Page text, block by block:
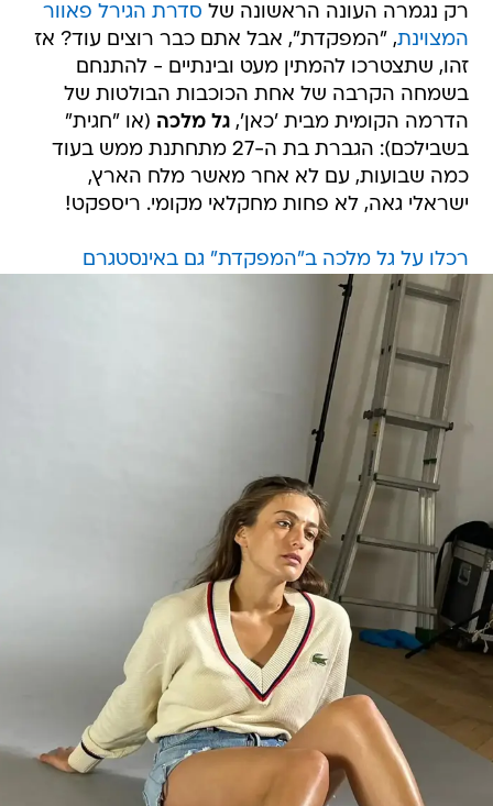
רק נגמרה העונה הראשונה של סדרת הגירל פאוור
המצוינת, "המפקדת", אבל אתם כבר רוצים עוד? אז
זהו, שתצטרכו להמתין מעט ובינתיים - להתנחם
בשמחה הקרבה של אחת הכוכבות הבולטות של
הדרמה הקומית מבית 'כאן',גל מלכה (או "חגית"
בשבילכם): הגברת בת ה-27 מתחתנת ממש בעוד
כמה שבועות, עם לא אחר מאשר מלח הארץ,
ישראלי גאה, לא פחות מחקלאי מקומי. ריספקט!
רכלו על גל מלכה ב"המפקדת" גם באינסטגרם